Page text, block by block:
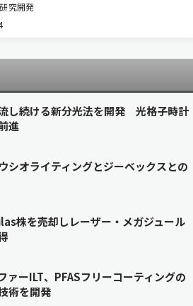
ある。植物の成長を支えているものの
」である。太陽光を受けた植物は、光
研究開発
し続ける新分光法を開発 光格子時計
進
シオライティングとジーベックスとの
株を売却しレーザー・メガジュール
ァーILT、PFASフリーコーティングの
術を開発